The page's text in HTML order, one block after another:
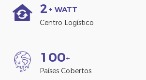
2 + WATT
Centro Logístico
1 00+
Países Cobertos